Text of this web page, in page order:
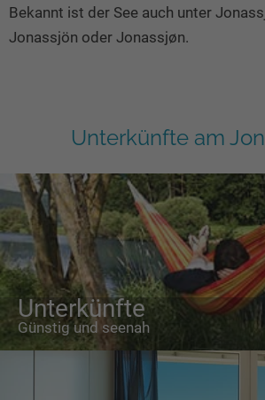
Bekannt ist der See auch unter
Jonassjön oder Jonassjøn.
Unterkünfte am
Unterkünfte
Günstig und seenah